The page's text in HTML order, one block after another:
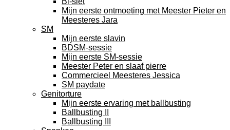
Mijn eerste ontmoeting met Meester Pieter en
Meesteres Jara
SM
Mijn eerste slavin
BDSM-sessie
Mijn eerste SM-sessie
Meester Peter en slaaf pierre
Commercieel Meesteres Jessica
SM paydate
Genitorture
Mijn eerste ervaring met ballbusting
Ballbusting II
Ballbusting III